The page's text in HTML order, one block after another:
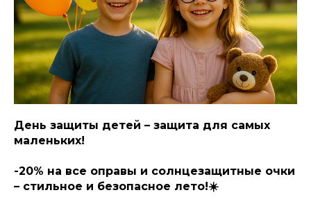
День защиты детей – защита для самых
маленьких!
-20% на все оправы и солнцезащитные очки
– стильное и безопасное лето!☀️